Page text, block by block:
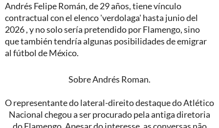
Andrés Felipe Román, de 29 años, tiene vínculo
contractual con el elenco 'verdolaga' hasta junio del
2026 , y no solo sería pretendido por Flamengo, sino
que también tendría algunas posibilidades de emigrar
al fútbol de México.
Sobre Andrés Roman.
O representante do lateral-direito destaque do Atlético
Nacional chegou a ser procurado pela antiga diretoria